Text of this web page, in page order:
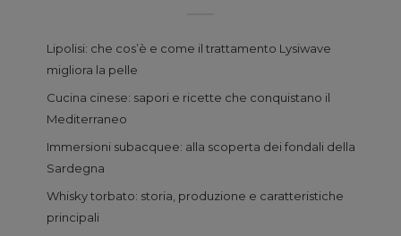
Lipolisi: che cos’è e come il trattamento Lysiwave
migliora la pelle
Cucina cinese: sapori e ricette che conquistano il
Mediterraneo
Immersioni subacquee: alla scoperta dei fondali della
Sardegna
Whisky torbato: storia, produzione e caratteristiche
principali